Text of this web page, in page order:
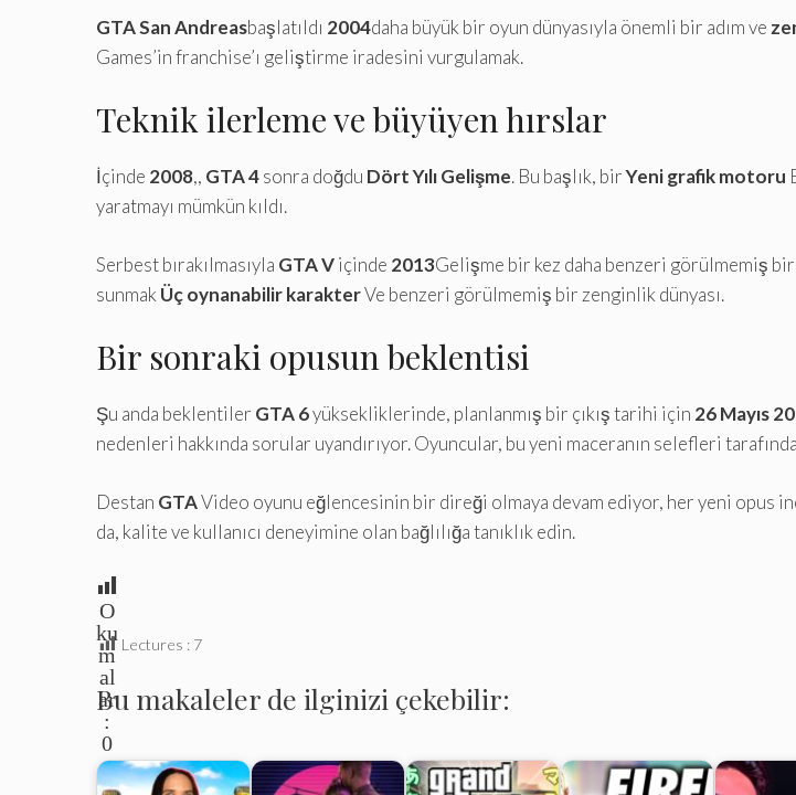
GTA San Andreasbaşlatıldı 2004daha büyük bir oyun dünyasıyla önemli bir adım ve
Games’in franchise’ı geliştirme iradesini vurgulamak.
Teknik ilerleme ve büyüyen hırslar
İçinde 2008,, GTA 4sonra doğdu Dört Yılı Gelişme. Bu başlık, birYeni grafik motoru
yaratmayı mümkün kıldı.
Serbest bırakılmasıyla GTA Viçinde 2013Gelişme bir kez daha benzeri görülmemiş
sunmak Üç oynanabilir karakterVe benzeri görülmemiş bir zenginlik dünyası.
Bir sonraki opusun beklentisi
Şu anda beklentiler GTA 6yüksekliklerinde, planlanmış bir çıkış tarihi için 26 Mayıs
nedenleri hakkında sorular uyandırıyor. Oyuncular, bu yeni maceranın selefleri
Destan GTAVideo oyunu eğlencesinin bir direği olmaya devam ediyor, her yeni opus
da, kalite ve kullanıcı deneyimine olan bağlılığa tanıklık edin.
O
ku
m
al
ar
:
0
Lectures : 7
Bu makaleler de ilginizi çekebilir: